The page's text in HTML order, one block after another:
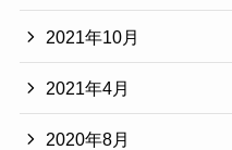
2021年10月
2021年4月
2020年8月